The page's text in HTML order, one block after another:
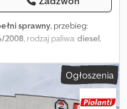
sprawny, przebieg:
2008, rodzaj paliwa:diesel,
h
biegów ZF 16 biegów.
Rok produkcji: 2008. Opony:
Dopuszczalna masa
Pierwsza rejestracja: 15-
Ogłoszenia